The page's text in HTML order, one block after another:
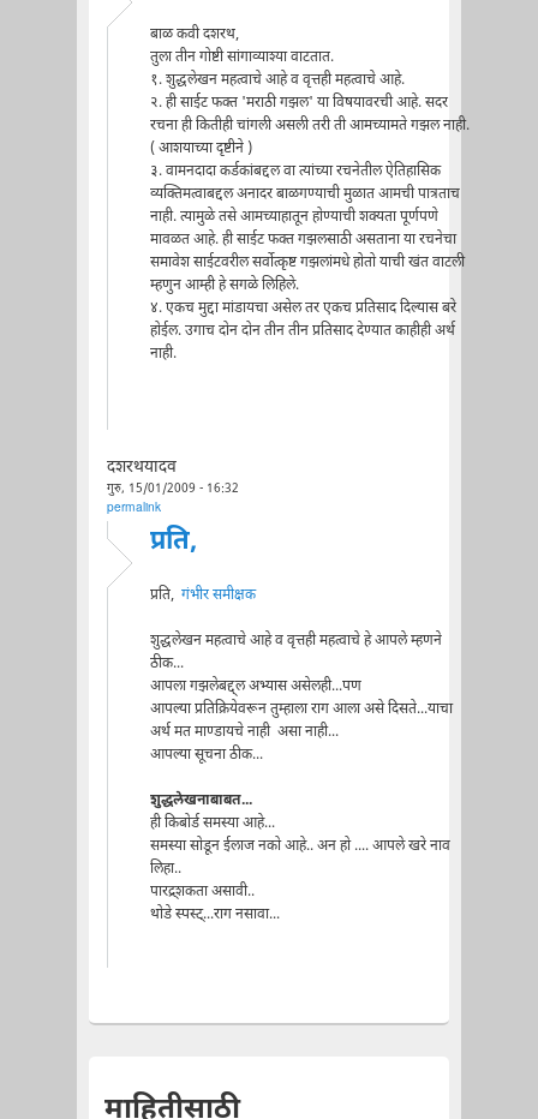
बाळ कवी दशरथ,
तुला तीन गोष्टी सांगाव्याश्या वाटतात.
१. शुद्धलेखन महत्वाचे आहे व वृत्तही महत्वाचे आहे.
२. ही साईट फक्त 'मराठी गझल' या विषयावरची आहे. सदर
रचना ही कितीही चांगली असली तरी ती आमच्यामते गझल नाही.
( आशयाच्या दृष्टीने )
३. वामनदादा कर्डकांबद्दल वा त्यांच्या रचनेतील ऐतिहासिक
व्यक्तिमत्वाबद्दल अनादर बाळगण्याची मुळात आमची पात्रताच
नाही. त्यामुळे तसे आमच्याहातून होण्याची शक्यता पूर्णपणे
मावळत आहे. ही साईट फक्त गझलसाठी असताना या रचनेचा
समावेश साईटवरील सर्वोत्कृष्ट गझलांमधे होतो याची खंत वाटली
म्हणुन आम्ही हे सगळे लिहिले.
४. एकच मुद्दा मांडायचा असेल तर एकच प्रतिसाद दिल्यास बरे
होईल. उगाच दोन दोन तीन तीन प्रतिसाद देण्यात काहीही अर्थ
नाही.
दशरथयादव
गुरु, 15/01/2009 - 16:32
permalink
प्रति,
प्रति, गंभीर समीक्षक
शुद्धलेखन महत्वाचे आहे व वृत्तही महत्वाचे हे आपले म्हणने
ठीक...
आपला गझलेबद्द्ल अभ्यास असेलही...पण
आपल्या प्रतिक्रियेवरून तुम्हाला राग आला असे दिसते...याचा
अर्थ मत माण्डायचे नाही असा नाही...
आपल्या सूचना ठीक...
शुद्धलेखनाबाबत...
ही किबोर्ड समस्या आहे...
समस्या सोडून ईलाज नको आहे.. अन हो .... आपले खरे नाव
लिहा..
पारद्र्शकता असावी..
थोडे स्पस्ट्...राग नसावा...
माहितीसाठी